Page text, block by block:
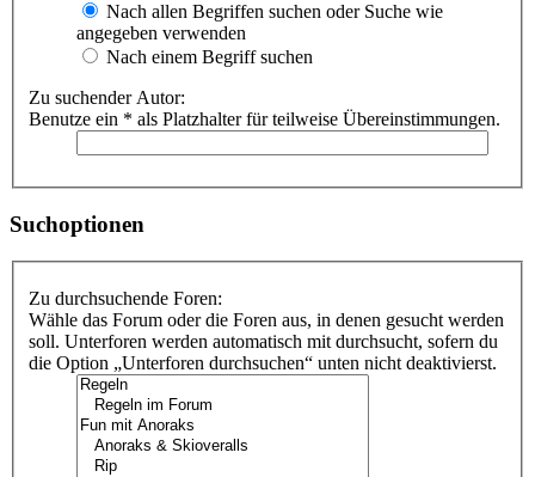
Nach allen Begriffen suchen oder Suche wie
angegeben verwenden
Nach einem Begriff suchen
Zu suchender Autor:
Benutze ein * als Platzhalter für teilweise Übereinstimmungen.
Suchoptionen
Zu durchsuchende Foren:
Wähle das Forum oder die Foren aus, in denen gesucht werden
soll. Unterforen werden automatisch mit durchsucht, sofern du
die Option „Unterforen durchsuchen“ unten nicht deaktivierst.